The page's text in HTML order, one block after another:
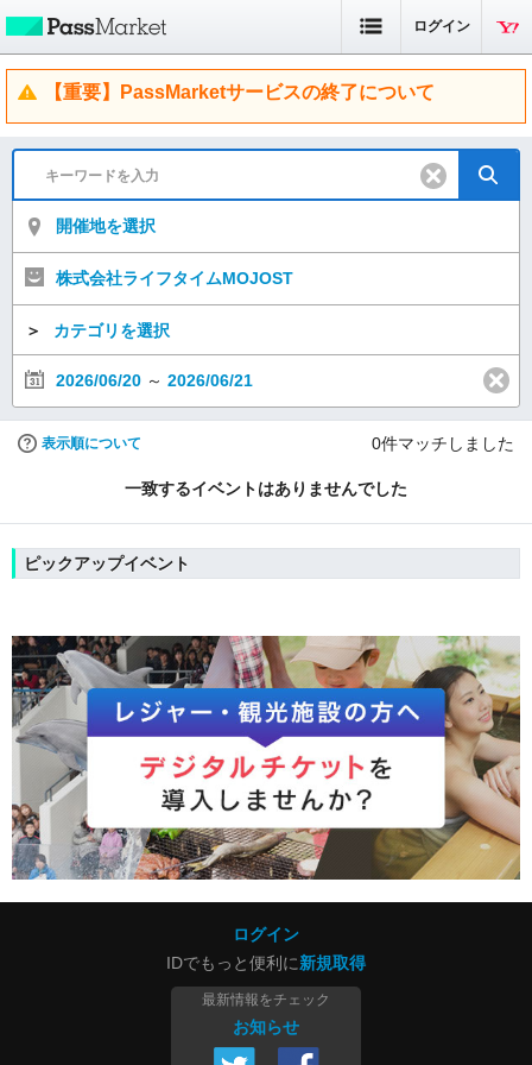
ログイン
【重要】PassMarketサービスの終了について
開催地を選択
株式会社ライフタイムMOJOST
＞ カテゴリを選択
2026/06/20 ～ 2026/06/21
表示順について 0件マッチしました
一致するイベントはありませんでした
ピックアップイベント
ログイン
IDでもっと便利に新規取得
最新情報をチェック
お知らせ